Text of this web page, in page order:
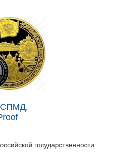
СПМД,
государственности